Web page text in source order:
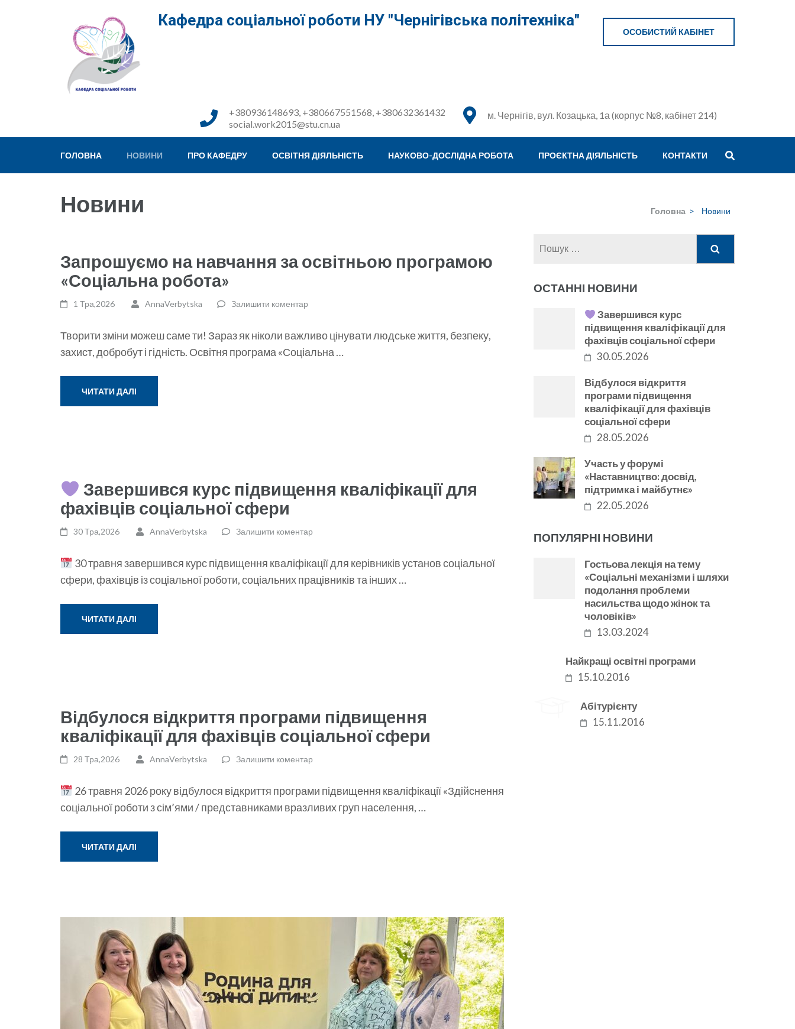
Кафедра соціальної роботи НУ "Чернігівська політехніка"
ОСОБИСТИЙ КАБІНЕТ
м. Чернігів, вул. Козацька, 1а (корпус №8, кабінет 214)
+380936148693, +380667551568, +380632361432
social.work2015@stu.cn.ua
ГОЛОВНА НОВИНИ ПРО КАФЕДРУ ОСВІТНЯ ДІЯЛЬНІСТЬ НАУКОВО-ДОСЛІДНА РОБОТА ПРОЄКТНА ДІЯЛЬНІСТЬ КОНТАКТИ
Новини Головна > Новини
Запрошуємо на навчання за освітньою програмою
«Соціальна робота»
1 Тра,2026 AnnaVerbytska Залишити коментар
Творити зміни можеш саме ти! Зараз як ніколи важливо цінувати людське життя, безпеку,
захист, добробут і гідність. Освітня програма «Соціальна …
ЧИТАТИ ДАЛІ
Завершився курс підвищення кваліфікації для
фахівців соціальної сфери
30 Тра,2026 AnnaVerbytska Залишити коментар
30 травня завершився курс підвищення кваліфікації для керівників установ соціальної
сфери, фахівців із соціальної роботи, соціальних працівників та інших …
ЧИТАТИ ДАЛІ
Відбулося відкриття програми підвищення
кваліфікації для фахівців соціальної сфери
28 Тра,2026 AnnaVerbytska Залишити коментар
26 травня 2026 року відбулося відкриття програми підвищення кваліфікації «Здійснення
соціальної роботи з сім’ями / представниками вразливих груп населення, …
ЧИТАТИ ДАЛІ
Пошук:
ОСТАННІ НОВИНИ
Завершився курс
підвищення кваліфікації для
фахівців соціальної сфери
30.05.2026
Відбулося відкриття
програми підвищення
кваліфікації для фахівців
соціальної сфери
28.05.2026
Участь у форумі
«Наставництво: досвід,
підтримка і майбутнє»
22.05.2026
ПОПУЛЯРНІ НОВИНИ
Гостьова лекція на тему
«Соціальні механізми і шляхи
подолання проблеми
насильства щодо жінок та
чоловіків»
13.03.2024
Найкращі освітні програми
15.10.2016
Абітурієнту
15.11.2016